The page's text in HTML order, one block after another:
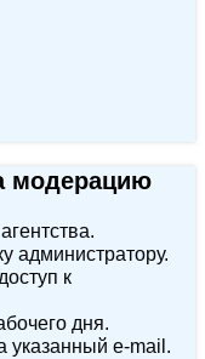
модерацию
администратору.
к
дня.
указанный e‑mail.